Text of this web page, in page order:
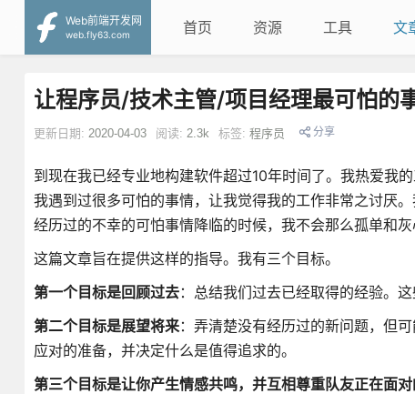
Web前端开发网
web.fly63.com
首页 资源 工具 文
让程序员/技术主管/项目经理最可怕的
更新日期: 2020-04-03 阅读: 2.3k 标签: 程序员 分享
到现在我已经专业地构建软件超过10年时间了。我热爱我
我遇到过很多可怕的事情，让我觉得我的工作非常之讨厌
经历过的不幸的可怕事情降临的时候，我不会那么孤单和灰
这篇文章旨在提供这样的指导。我有三个目标。
第一个目标是回顾过去：总结我们过去已经取得的经验。
第二个目标是展望将来：弄清楚没有经历过的新问题，但
应对的准备，并决定什么是值得追求的。
第三个目标是让你产生情感共鸣，并互相尊重队友正在面